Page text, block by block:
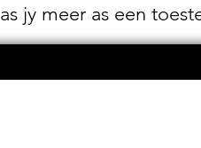
as jy meer as een